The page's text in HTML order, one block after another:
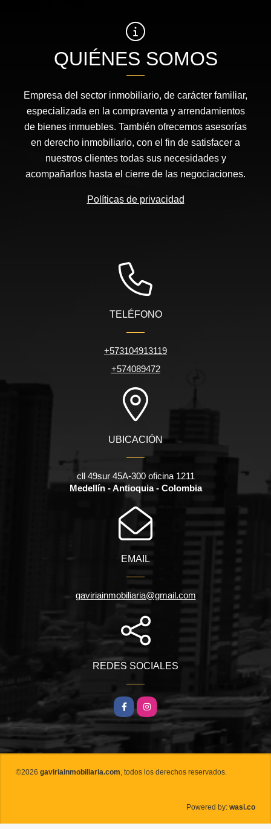
QUIÉNES SOMOS
Empresa del sector inmobiliario, de carácter familiar,
especializada en la compraventa y arrendamientos
de bienes inmuebles. También ofrecemos asesorías
en derecho inmobiliario, con el fin de satisfacer a
nuestros clientes todas sus necesidades y
acompañarlos hasta el cierre de las negociaciones.
Políticas de privacidad
TELÉFONO
+573104913119
+574089472
UBICACIÓN
cll 49sur 45A-300 oficina 1211
Medellín - Antioquia - Colombia
EMAIL
gaviriainmobiliaria@gmail.com
REDES SOCIALES
FacebookInstagram
©2026 gaviriainmobiliaria.com, todos los derechos reservados.
Powered by: wasi.co